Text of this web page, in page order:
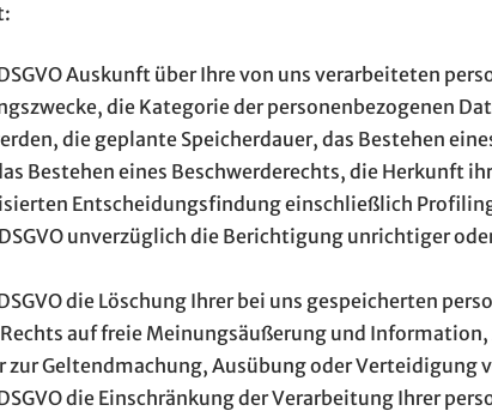
Auskunft über Ihre von uns verarbeiteten
die Kategorie der personenbezogenen
die geplante Speicherdauer, das Bestehen
Bestehen eines Beschwerderechts, die Herkunft
Entscheidungsfindung einschließlich
unverzüglich die Berichtigung unrichtiger
die Löschung Ihrer bei uns gespeicherten
auf freie Meinungsäußerung und
zur Geltendmachung, Ausübung oder Verteidigung
die Einschränkung der Verarbeitung Ihrer